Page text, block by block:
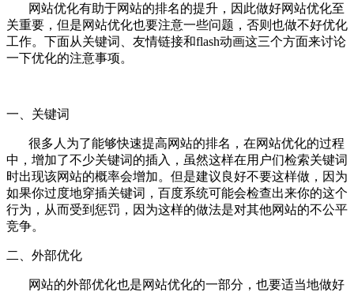
网站优化有助于网站的排名的提升，因此做好网站优化至
关重要，但是网站优化也要注意一些问题，否则也做不好优化
工作。下面从关键词、友情链接和flash动画这三个方面来讨论
一下优化的注意事项。
一、关键词
很多人为了能够快速提高网站的排名，在网站优化的过程
中，增加了不少关键词的插入，虽然这样在用户们检索关键词
时出现该网站的概率会增加。但是建议良好不要这样做，因为
如果你过度地穿插关键词，百度系统可能会检查出来你的这个
行为，从而受到惩罚，因为这样的做法是对其他网站的不公平
竞争。
二、外部优化
网站的外部优化也是网站优化的一部分，也要适当地做好